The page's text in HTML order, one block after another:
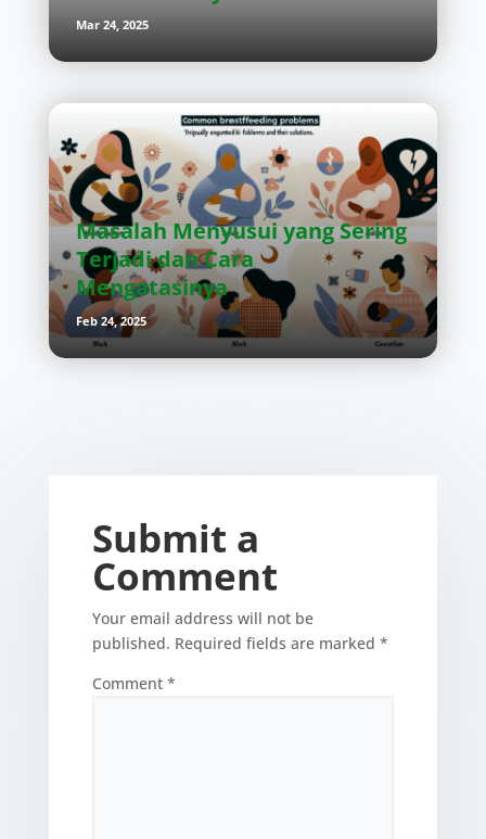
Mar 24, 2025
Masalah Menyusui yang Sering
Terjadi dan Cara
Mengatasinya
Feb 24, 2025
Submit a
Comment
Your email address will not be
published. Required fields are marked *
Comment *